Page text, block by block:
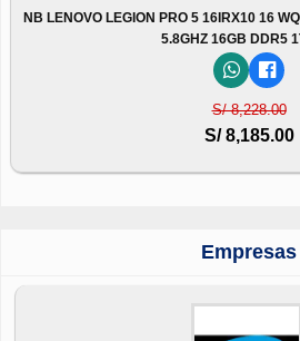
NB LENOVO LEGION PRO 5 16IRX10 16
5.8GHZ 16GB DDR5
S/ 8,228.00
S/ 8,185.00
Empresas